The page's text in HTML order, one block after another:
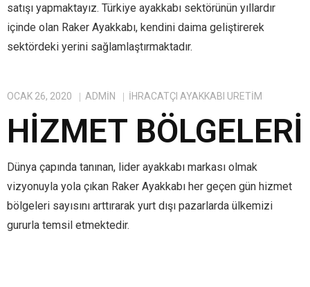
satışı yapmaktayız. Türkiye ayakkabı sektörünün yıllardır
içinde olan Raker Ayakkabı, kendini daima geliştirerek
sektördeki yerini sağlamlaştırmaktadır.
OCAK 26, 2020 ADMIN IHRACATÇI AYAKKABI ÜRETIM
HIZMET BÖLGELERI
Dünya çapında tanınan, lider ayakkabı markası olmak
vizyonuyla yola çıkan Raker Ayakkabı her geçen gün hizmet
bölgeleri sayısını arttırarak yurt dışı pazarlarda ülkemizi
gururla temsil etmektedir.